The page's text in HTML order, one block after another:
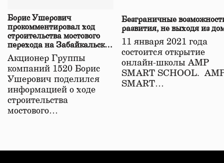
Борис Ушерович
прокомментировал ход
строительства мостового
перехода на Забайкальской
железной дороге
Акционер Группы
компаний 1520 Борис
Ушерович поделился
информацией о ходе
строительства
мостового…
Безграничные
развития, не выходя из
11 января 2021 года
состоится открытие
онлайн-школы АМР
SMART SCHOOL.
SMART…